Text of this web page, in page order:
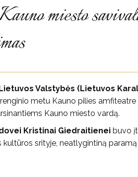
miesto
Lietuvos Valstybės (Lietuvos
metu Kauno pilies
Kauno miesto vardą.
Kristinai Giedraitienei buvo
kultūros srityje, neatlygintiną